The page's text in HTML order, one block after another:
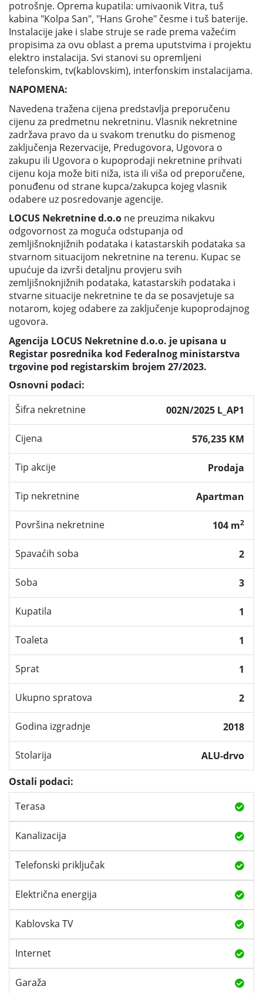
potrošnje. Oprema kupatila: umivaonik Vitra, tuš
kabina "Kolpa San", "Hans Grohe" česme i tuš baterije.
Instalacije jake i slabe struje se rade prema važećim
propisima za ovu oblast a prema uputstvima i projektu
elektro instalacija. Svi stanovi su opremljeni
telefonskim, tv(kablovskim), interfonskim instalacijama.
NAPOMENA:
Navedena tražena cijena predstavlja preporučenu
cijenu za predmetnu nekretninu. Vlasnik nekretnine
zadržava pravo da u svakom trenutku do pismenog
zaključenja Rezervacije, Predugovora, Ugovora o
zakupu ili Ugovora o kupoprodaji nekretnine prihvati
cijenu koja može biti niža, ista ili viša od preporučene,
ponuđenu od strane kupca/zakupca kojeg vlasnik
odabere uz posredovanje agencije.
LOCUS Nekretnine d.o.o ne preuzima nikakvu
odgovornost za moguća odstupanja od
zemljišnoknjižnih podataka i katastarskih podataka sa
stvarnom situacijom nekretnine na terenu. Kupac se
upućuje da izvrši detaljnu provjeru svih
zemljišnoknjižnih podataka, katastarskih podataka i
stvarne situacije nekretnine te da se posavjetuje sa
notarom, kojeg odabere za zaključenje kupoprodajnog
ugovora.
Agencija LOCUS Nekretnine d.o.o. je upisana u
Registar posrednika kod Federalnog ministarstva
trgovine pod registarskim brojem 27/2023.
Osnovni podaci:
Šifra nekretnine
002N/2025 L_AP1
Cijena 576,235 KM
Tip akcije Prodaja
Tip nekretnine Apartman
Površina nekretnine 104 m2
Spavaćih soba 2
Soba 3
Kupatila 1
Toaleta 1
Sprat 1
Ukupno spratova 2
Godina izgradnje 2018
Stolarija
ALU-drvo
Ostali podaci:
Terasa
Kanalizacija
Telefonski priključak
Električna energija
Kablovska TV
Internet
Garaža